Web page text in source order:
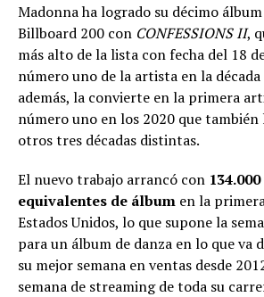
Madonna ha logrado su décimo
Billboard 200 con CONFESSIONS II,
más alto de la lista con fecha del 18
número uno de la artista en la década
además, la convierte en la primera
número uno en los 2020 que
otros tres décadas distintas.
El nuevo trabajo arrancó con
equivalentes de álbum en la
Estados Unidos, lo que supone la
para un álbum de danza en lo que va
su mejor semana en ventas desde
semana de streaming de toda su